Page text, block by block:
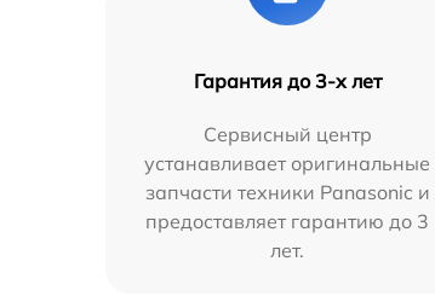
Гарантия до 3-х лет
Сервисный центр
устанавливает оригинальные
запчасти техники Panasonic и
предоставляет гарантию до 3
лет.